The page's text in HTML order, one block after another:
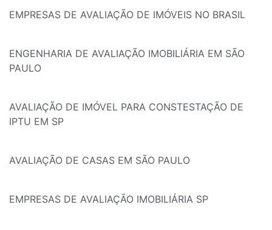
EMPRESAS DE AVALIAÇÃO DE IMÓVEIS NO BRASIL
ENGENHARIA DE AVALIAÇÃO IMOBILIÁRIA EM SÃO
PAULO
AVALIAÇÃO DE IMÓVEL PARA CONSTESTAÇÃO DE
IPTU EM SP
AVALIAÇÃO DE CASAS EM SÃO PAULO
EMPRESAS DE AVALIAÇÃO IMOBILIÁRIA SP